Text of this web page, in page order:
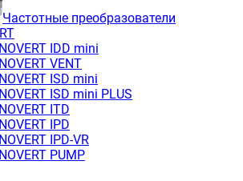
Частотные преобразователи
IDD mini
VENT
ISD mini
ISD mini PLUS
ITD
IРD
IРD-VR
PUMP